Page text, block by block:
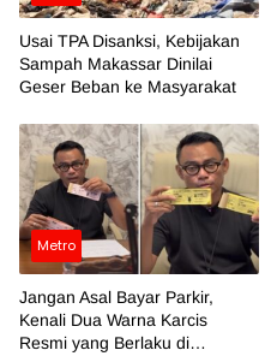
Usai TPA Disanksi, Kebijakan
Sampah Makassar Dinilai
Geser Beban ke Masyarakat
Metro
Jangan Asal Bayar Parkir,
Kenali Dua Warna Karcis
Resmi yang Berlaku di